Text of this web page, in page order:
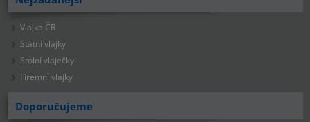
Vlajka ČR
Státní vlajky
Stolní vlaječky
Firemní vlajky
Doporučujeme